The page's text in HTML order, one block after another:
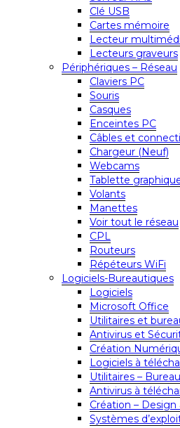
Clé USB
Cartes mémoire
Lecteur
Lecteurs graveurs
Périphériques – Réseau
Claviers PC
Souris
Casques
Enceintes PC
Câbles et
Chargeur (Neuf)
Webcams
Tablette
Volants
Manettes
Voir tout le réseau
CPL
Routeurs
Répéteurs WiFi
Logiciels-Bureautiques
Logiciels
Microsoft Office
Utilitaires et
Antivirus et
Création
Logiciels à
Utilitaires –
Antivirus à
Création –
Systèmes